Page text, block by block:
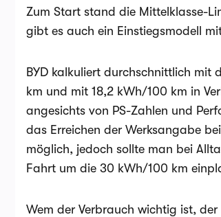
Zum Start stand die Mittelklasse-
gibt es auch ein Einstiegsmodell
BYD kalkuliert durchschnittlich mit
km und mit 18,2 kWh/100 km in
angesichts von PS-Zahlen und
das Erreichen der Werksangabe
möglich, jedoch sollte man bei
Fahrt um die 30 kWh/100 km
Wem der Verbrauch wichtig ist,